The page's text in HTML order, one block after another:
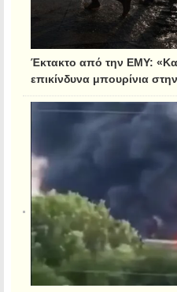
Έκτακτο από την ΕΜΥ:
επικίνδυνα μπουρίνια